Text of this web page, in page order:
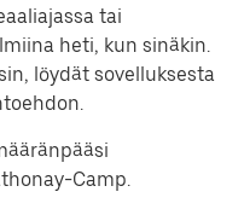
tai
heti, kun sinäkin.
löydät sovelluksesta
Camp.